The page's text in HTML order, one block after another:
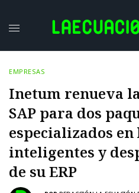
EMPRESAS
Inetum renueva
SAP para dos
especializados en
inteligentes y
de su ERP